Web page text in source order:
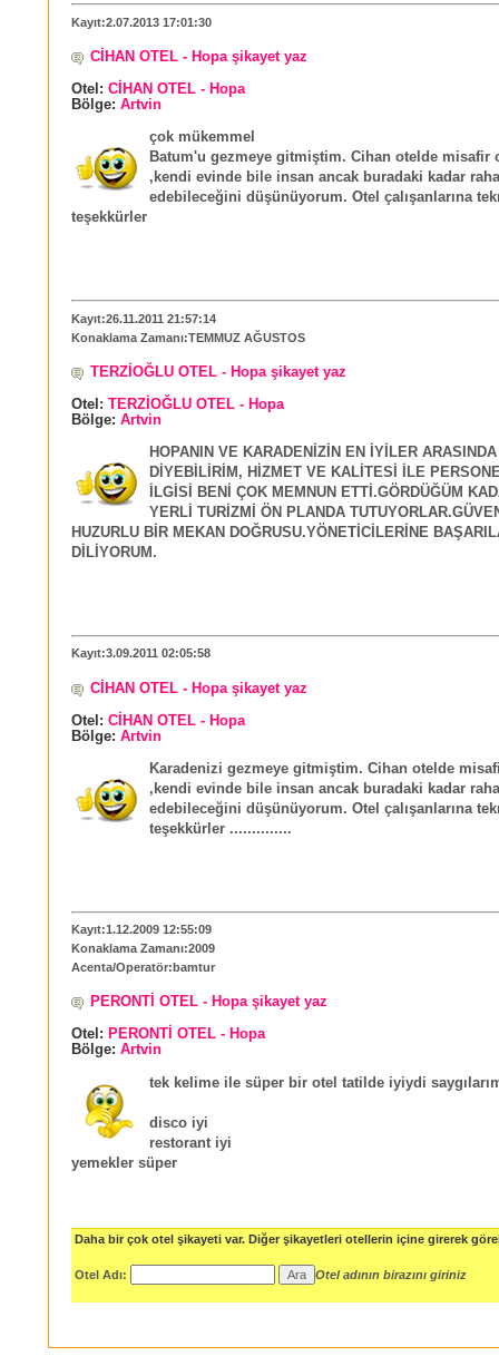
Kayıt:2.07.2013 17:01:30
CİHAN OTEL - Hopa şikayet yaz
Otel: CİHAN OTEL - Hopa
Bölge: Artvin
çok mükemmel
Batum'u gezmeye gitmiştim. Cihan otelde misafir
,kendi evinde bile insan ancak buradaki kadar
edebileceğini düşünüyorum. Otel çalışanlarına
teşekkürler
Kayıt:26.11.2011 21:57:14
Konaklama Zamanı:TEMMUZ AĞUSTOS
TERZİOĞLU OTEL - Hopa şikayet yaz
Otel: TERZİOĞLU OTEL - Hopa
Bölge: Artvin
HOPANIN VE KARADENİZİN EN İYİLER ARASINDA
DİYEBİLİRİM, HİZMET VE KALİTESİ İLE
İLGİSİ BENİ ÇOK MEMNUN ETTİ.GÖRDÜĞÜM
YERLİ TURİZMİ ÖN PLANDA
HUZURLU BİR MEKAN DOĞRUSU.YÖNETİCİLERİNE
DİLİYORUM.
Kayıt:3.09.2011 02:05:58
CİHAN OTEL - Hopa şikayet yaz
Otel: CİHAN OTEL - Hopa
Bölge: Artvin
Karadenizi gezmeye gitmiştim. Cihan otelde
,kendi evinde bile insan ancak buradaki kadar
edebileceğini düşünüyorum. Otel çalışanlarına
teşekkürler ..............
Kayıt:1.12.2009 12:55:09
Konaklama Zamanı:2009
Acenta/Operatör:bamtur
PERONTİ OTEL - Hopa şikayet yaz
Otel: PERONTİ OTEL - Hopa
Bölge: Artvin
tek kelime ile süper bir otel tatilde iyiydi
disco iyi
restorant iyi
yemekler süper
Daha bir çok otel şikayeti var. Diğer şikayetleri otellerin içine girerek
Otel Adı: Otel adının birazını giriniz